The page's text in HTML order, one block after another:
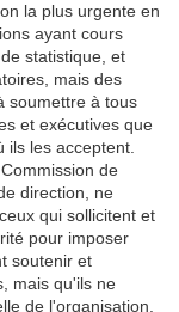
la plus urgente en
ayant cours
statistique, et
mais des
soumettre à tous
et exécutives que
les acceptent.
de
direction, ne
qui sollicitent et
pour imposer
soutenir et
mais qu'ils ne
de l'organisation.